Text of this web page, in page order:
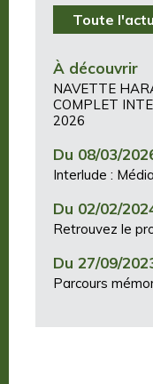
Toute
À découvrir
NAVETTE
COMPLET
2026
Du 08/03/
Interlude :
Du 02/02/
Retrouvez le
Du 27/09/
Parcours